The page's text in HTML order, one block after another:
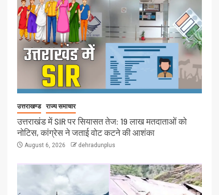
उत्तराखण्ड राज्य समाचार
उत्तराखंड में SIR पर सियासत तेज: 19 लाख मतदाताओं को
नोटिस, कांग्रेस ने जताई वोट कटने की आशंका
August 6, 2026 dehradunplus